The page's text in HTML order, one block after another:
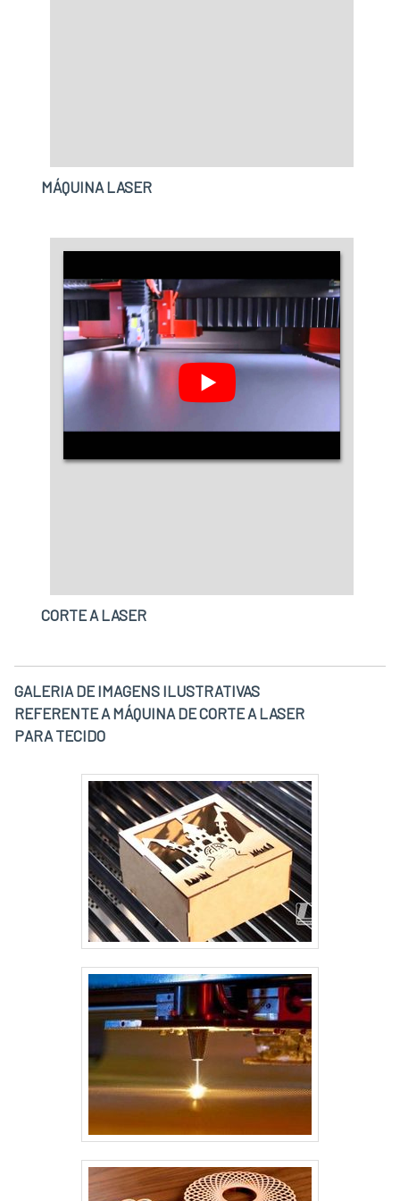
MÁQUINA LASER
CORTE A LASER
GALERIA DE IMAGENS ILUSTRATIVAS
REFERENTE A MÁQUINA DE CORTE A LASER
PARA TECIDO